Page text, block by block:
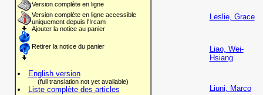
Version complète en ligne
Version complète en ligne accessible
uniquement depuis l'Ircam
Ajouter la notice au panier
Retirer la notice du panier
English version
(full translation not yet available)
Liste complète des articles
Leslie, Grace
Liao, Wei-
Hsiang
Liuni, Marco